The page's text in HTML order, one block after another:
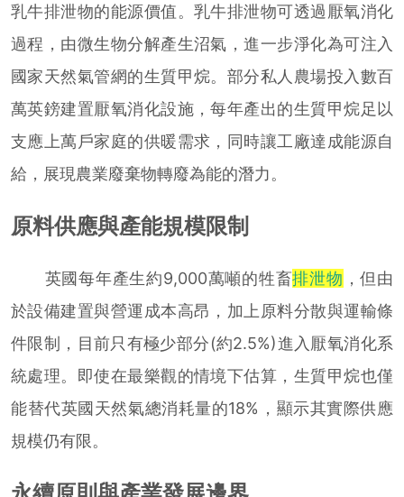
乳牛排泄物的能源價值。乳牛排泄物可透過厭氧消化
過程，由微生物分解產生沼氣，進一步淨化為可注入
國家天然氣管網的生質甲烷。部分私人農場投入數百
萬英鎊建置厭氧消化設施，每年產出的生質甲烷足以
支應上萬戶家庭的供暖需求，同時讓工廠達成能源自
給，展現農業廢棄物轉廢為能的潛力。
原料供應與產能規模限制
英國每年產生約9,000萬噸的牲畜排泄物 ，但由
於設備建置與營運成本高昂，加上原料分散與運輸條
件限制，目前只有極少部分(約2.5%)進入厭氧消化系
統處理。即使在最樂觀的情境下估算，生質甲烷也僅
能替代英國天然氣總消耗量的18%，顯示其實際供應
規模仍有限。